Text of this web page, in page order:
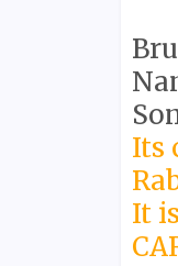
Its
It